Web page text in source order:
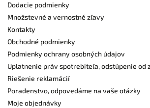
Dodacie podmienky
Množstevné a vernostné zľavy
Kontakty
Obchodné podmienky
Podmienky ochrany osobných údajov
Uplatnenie práv spotrebiteľa, odstúpenie od
Riešenie reklamácií
Poradenstvo, odpovedáme na vaše otázky
Moje objednávky